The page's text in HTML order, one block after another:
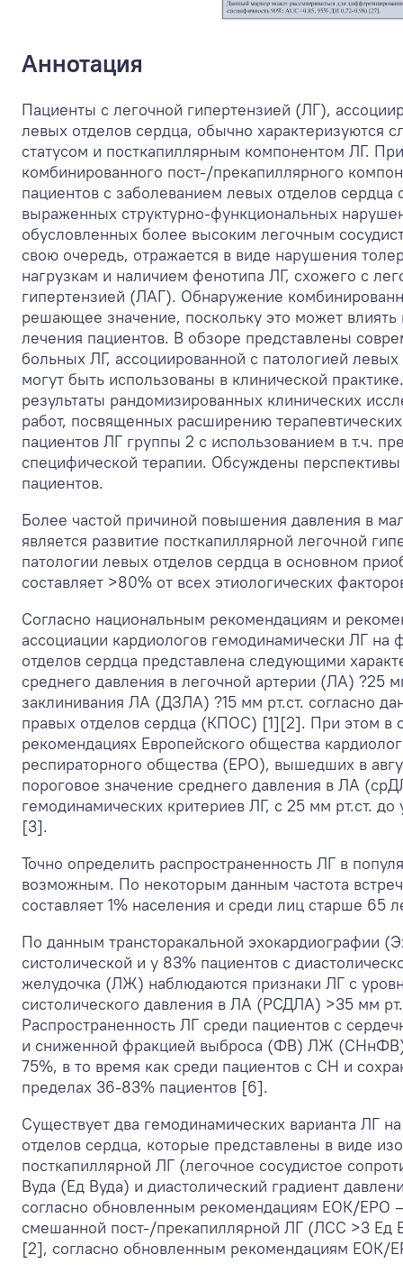
Аннотация
Пациенты с легочной гипертензией (ЛГ),
левых отделов сердца, обычно
статусом и посткапиллярным компонентом ЛГ.
комбинированного пост-/прекапиллярного
пациентов с заболеванием левых отделов сердца
выраженных структурно-функциональных
обусловленных более высоким легочным
свою очередь, отражается в виде нарушения
нагрузкам и наличием фенотипа ЛГ, схожего с
гипертензией (ЛАГ). Обнаружение
решающее значение, поскольку это может
лечения пациентов. В обзоре представлены
больных ЛГ, ассоциированной с патологией
могут быть использованы в клинической
результаты рандомизированных клинических
работ, посвященных расширению
пациентов ЛГ группы 2 с использованием в т.ч.
специфической терапии. Обсуждены
пациентов.
Более частой причиной повышения давления в
является развитие посткапиллярной легочной
патологии левых отделов сердца в основном
составляет >80% от всех этиологических
Согласно национальным рекомендациям и
ассоциации кардиологов гемодинамически ЛГ на
отделов сердца представлена следующими
среднего давления в легочной артерии (ЛА) ?25
заклинивания ЛА (ДЗЛА) ?15 мм рт.ст. согласно
правых отделов сердца (КПОС) [1][2]. При этом в
рекомендациях Европейского общества
респираторного общества (ЕРО), вышедших в
пороговое значение среднего давления в ЛА
гемодинамических критериев ЛГ, с 25 мм рт.ст.
[3].
Точно определить распространенность ЛГ в
возможным. По некоторым данным частота
составляет 1% населения и среди лиц старше 65
По данным трансторакальной эхокардиографии
систолической и у 83% пациентов с
желудочка (ЛЖ) наблюдаются признаки ЛГ с
систолического давления в ЛА (РСДЛА) >35 мм
Распространенность ЛГ среди пациентов с
и сниженной фракцией выброса (ФВ) ЛЖ (СНнФВ)
75%, в то время как среди пациентов с СН и
пределах 36-83% пациентов [6].
Существует два гемодинамических варианта ЛГ
отделов сердца, которые представлены в виде
посткапиллярной ЛГ (легочное сосудистое
Вуда (Ед Вуда) и диастолический градиент
согласно обновленным рекомендациям ЕОК/ЕРО
смешанной пост-/прекапиллярной ЛГ (ЛСС >3 Ед
[2], согласно обновленным рекомендациям